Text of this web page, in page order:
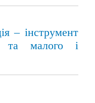
– інструмент
та малого і